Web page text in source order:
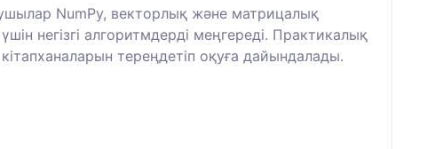
NumPy, векторлық және матрицалық
негізгі алгоритмдерді меңгереді. Практикалық
тереңдетіп оқуға дайындалады.